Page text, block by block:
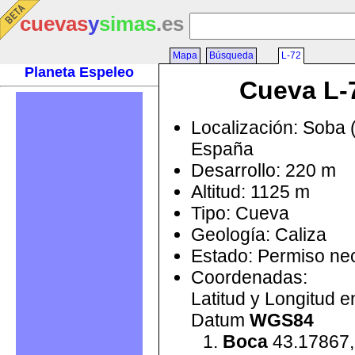
cuevasysimas.es
Planeta Espeleo
Mapa Búsqueda L-72
Cueva L-
Localización: Soba
España
Desarrollo: 220 m
Altitud: 1125 m
Tipo: Cueva
Geología: Caliza
Estado: Permiso
Coordenadas:
Latitud y Longitud
Datum WGS84
Boca